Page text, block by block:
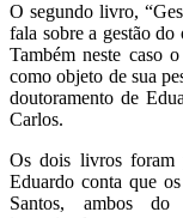
O segundo livro,
fala sobre a gestão
Também neste caso
como objeto de sua
doutoramento de
Carlos.
Os dois livros foram
Eduardo conta que
Santos, ambos